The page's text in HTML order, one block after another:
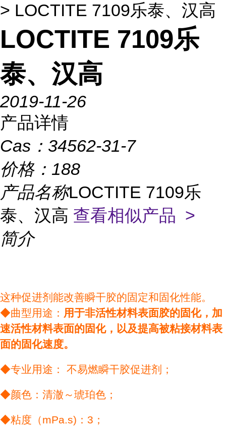
> LOCTITE 7109乐泰、汉高
LOCTITE 7109乐
泰、汉高
2019-11-26
产品详情
Cas： 34562-31-7
价格： 188
产品名称LOCTITE 7109乐
泰、汉高 查看相似产品 >
简介
这种促进剂能改善瞬干胶的固定和固化性能。
◆曲型用途： 用于非活性材料表面胶的固化，加
速活性材料表面的固化，以及提高被粘接材料表
面的固化速度。
◆专业用途： 不易燃瞬干胶促进剂；
◆颜色：清澈～琥珀色；
◆粘度（mPa.s)：3；